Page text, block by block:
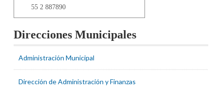
55 2 887890
Direcciones Municipales
Administración Municipal
Dirección de Administración y Finanzas